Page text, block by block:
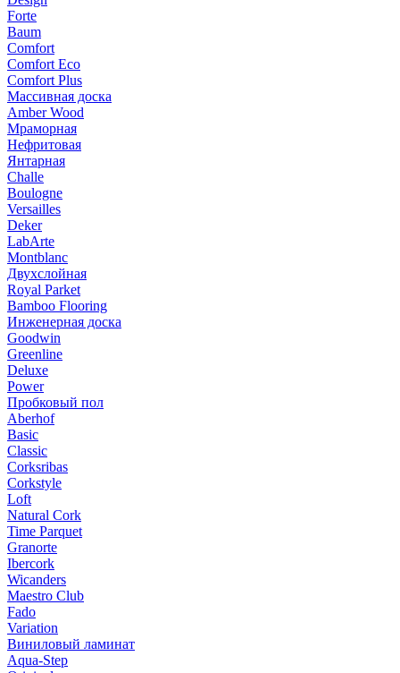
Forte
Baum
Comfort
Comfort Eco
Comfort Plus
Массивная доска
Amber Wood
Мраморная
Нефритовая
Янтарная
Challe
Boulogne
Versailles
Deker
LabArte
Montblanc
Двухслойная
Royal Parket
Bamboo Flooring
Инженерная доска
Goodwin
Greenline
Deluxe
Power
Пробковый пол
Aberhof
Basic
Classic
Corksribas
Corkstyle
Loft
Natural Cork
Time Parquet
Granorte
Ibercork
Wicanders
Мaestro Club
Fado
Variation
Виниловый ламинат
Aqua-Step